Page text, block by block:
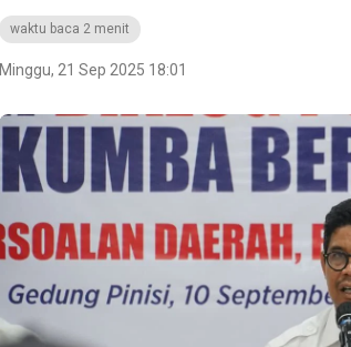
waktu baca 2 menit
Minggu, 21 Sep 2025 18:01